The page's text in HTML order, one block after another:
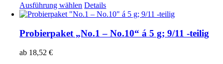
Ausführung wählen Dieses
Produkt
mehrere
Varianten
Details
Probierpaket „No.1 – No.10“ á 5 g; 9/11 -teilig
ab 18,52€